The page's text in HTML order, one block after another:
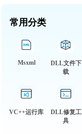
常用分类
Msxml
DLL文件下
载
VC++运行库
DLL修复工
具